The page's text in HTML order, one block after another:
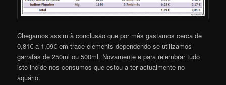
Chegamos assim à conclusão que por mês gastamos cerca de
0,81€ a 1,09€ em trace elements dependendo se utilizamos
garrafas de 250ml ou 500ml. Novamente e para relembrar tudo
isto incide nos consumos que estou a ter actualmente no
aquário.